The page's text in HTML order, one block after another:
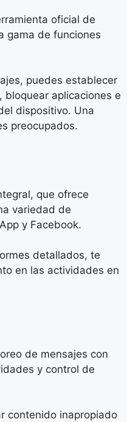
oficial de
gama de funciones
puedes establecer
aplicaciones e
dispositivo. Una
preocupados.
que ofrece
variedad de
y Facebook.
detallados, te
en las actividades en
de mensajes con
y control de
contenido inapropiado